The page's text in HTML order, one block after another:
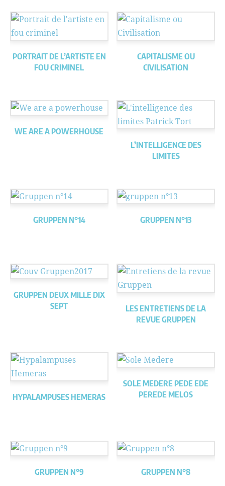
PORTRAIT DE L’ARTISTE EN
FOU CRIMINEL
CAPITALISME OU
CIVILISATION
WE ARE A POWERHOUSE
L’INTELLIGENCE DES
LIMITES
GRUPPEN N°14 GRUPPEN N°13
GRUPPEN DEUX MILLE DIX
SEPT
LES ENTRETIENS DE LA
REVUE GRUPPEN
HYPALAMPUSES HEMERAS
SOLE MEDERE PEDE EDE
PEREDE MELOS
GRUPPEN N°9 GRUPPEN N°8